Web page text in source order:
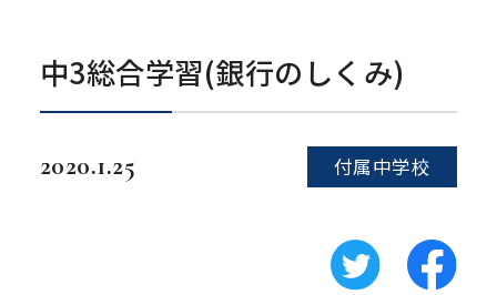
中3総合学習(銀行のしくみ)
2020.1.25 付属中学校